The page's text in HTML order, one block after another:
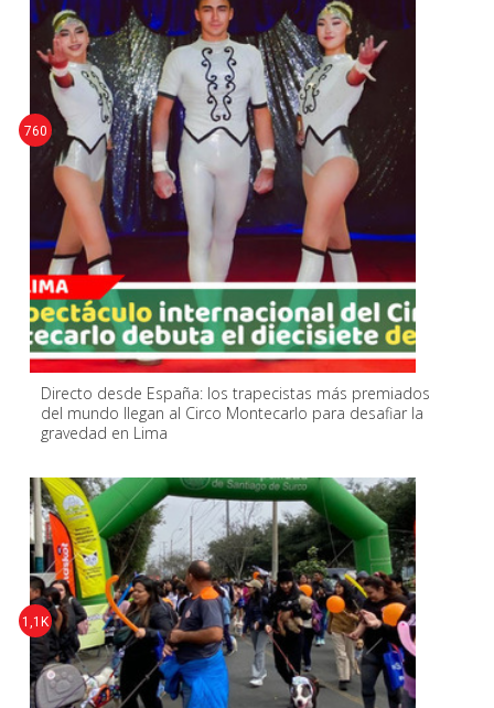
Directo desde España: los trapecistas más premiados
del mundo llegan al Circo Montecarlo para desafiar la
gravedad en Lima
760
1,1K